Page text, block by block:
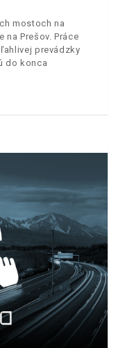
mostoch na
na Prešov. Práce
prevádzky
do konca